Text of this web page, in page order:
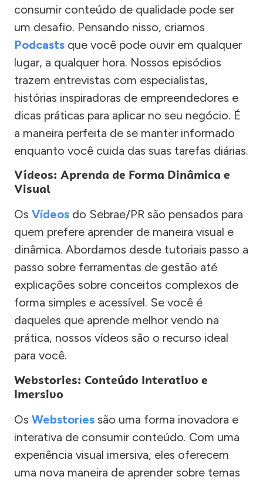
consumir conteúdo de qualidade pode ser
um desafio. Pensando nisso, criamos
Podcasts que você pode ouvir em qualquer
lugar, a qualquer hora. Nossos episódios
trazem entrevistas com especialistas,
histórias inspiradoras de empreendedores e
dicas práticas para aplicar no seu negócio. É
a maneira perfeita de se manter informado
enquanto você cuida das suas tarefas diárias.
Vídeos: Aprenda de Forma Dinâmica e
Visual
Os Vídeos do Sebrae/PR são pensados para
quem prefere aprender de maneira visual e
dinâmica. Abordamos desde tutoriais passo a
passo sobre ferramentas de gestão até
explicações sobre conceitos complexos de
forma simples e acessível. Se você é
daqueles que aprende melhor vendo na
prática, nossos vídeos são o recurso ideal
para você.
Webstories: Conteúdo Interativo e
Imersivo
Os Webstories são uma forma inovadora e
interativa de consumir conteúdo. Com uma
experiência visual imersiva, eles oferecem
uma nova maneira de aprender sobre temas